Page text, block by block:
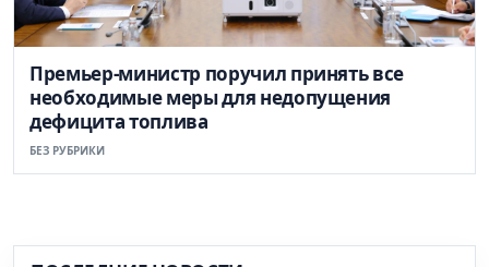
Премьер-министр поручил принять все
необходимые меры для недопущения
дефицита топлива
БЕЗ РУБРИКИ